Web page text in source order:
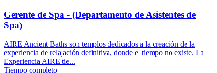
Gerente de Spa - (Departamento de Asistentes de
Spa)
AIRE Ancient Baths son templos dedicados a la creación de la
experiencia de relajación definitiva, donde el tiempo no existe. La
Experiencia AIRE tie...
Tiempo completo